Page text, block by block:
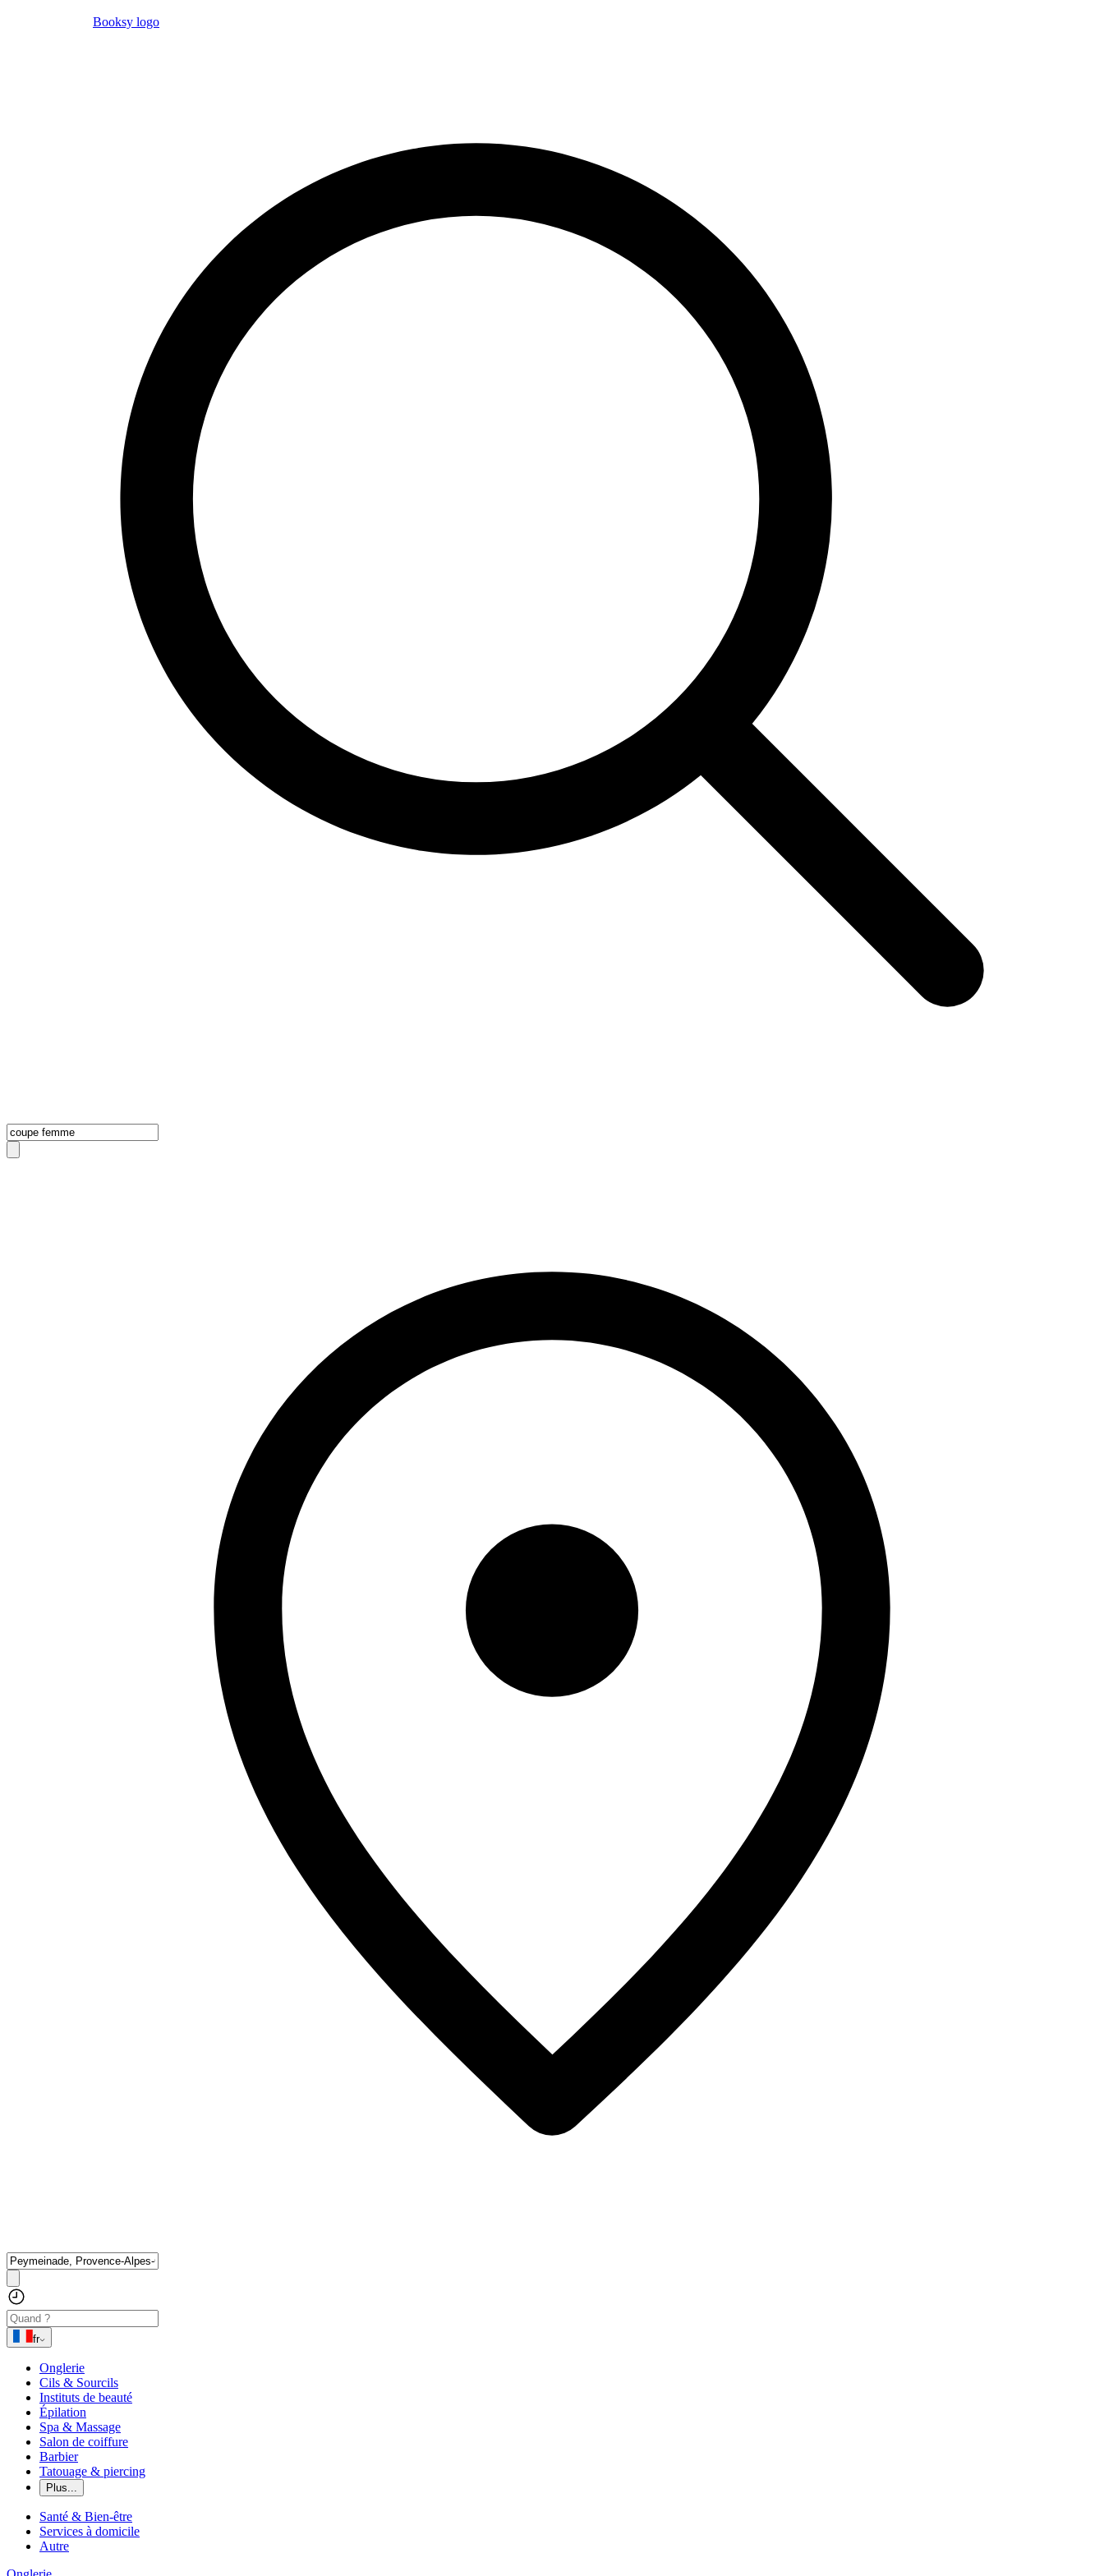
Booksy logo
fr
Onglerie
Cils & Sourcils
Instituts de beauté
Épilation
Spa & Massage
Salon de coiffure
Barbier
Tatouage & piercing
Plus...
Santé & Bien-être
Services à domicile
Autre